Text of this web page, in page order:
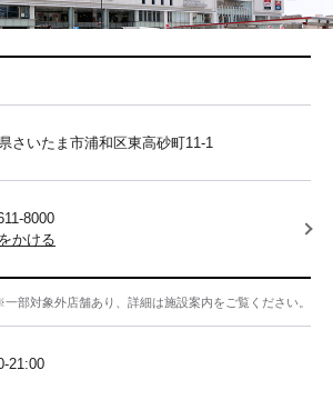
さいたま市浦和区東高砂町11-1
8000
かける
部対象外店舗あり、詳細は施設案内をご覧ください。